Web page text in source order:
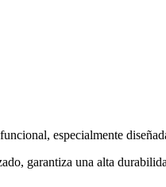
especialmente
garantiza una alta